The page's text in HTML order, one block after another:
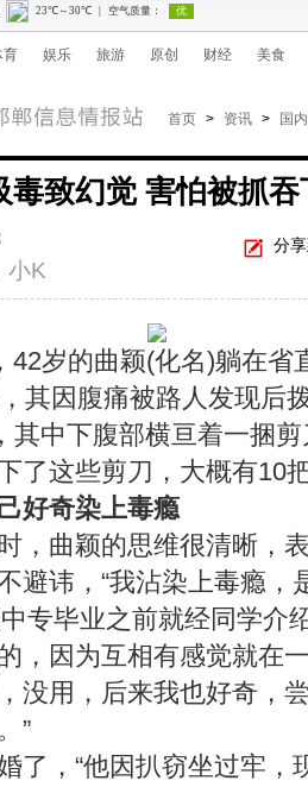
育 娱乐 旅游 原创 财经 美食
首页 > 资讯 > 国内
毒致幻觉 害怕被抓
分
小K
岁的曲颖(化名)躺在省
其因腹痛被路人发现后
其中下腹部横亘着一捆
了这些剪刀，大概有10
奇染上毒瘾
曲颖的思维很清晰，
避讳，“我沾染上毒瘾，
毕业之前就经同学介
，因为互相有感觉就在
没用，后来我也好奇，
”
，“他因扒窃坐过牢，